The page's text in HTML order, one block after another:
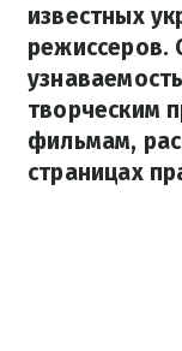
известных
режиссеров.
творческим
фильмам,
страницах